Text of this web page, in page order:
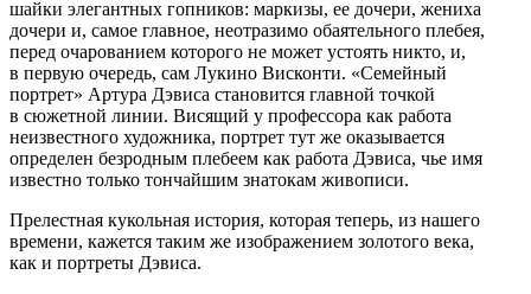
шайки элегантных гопников: маркизы, ее дочери, жениха
дочери и, самое главное, неотразимо обаятельного плебея,
перед очарованием которого не может устоять никто, и,
в первую очередь, сам Лукино Висконти. «Семейный
портрет» Артура Дэвиса становится главной точкой
в сюжетной линии. Висящий у профессора как работа
неизвестного художника, портрет тут же оказывается
определен безродным плебеем как работа Дэвиса, чье имя
известно только тончайшим знатокам живописи.
Прелестная кукольная история, которая теперь, из нашего
времени, кажется таким же изображением золотого века,
как и портреты Дэвиса.